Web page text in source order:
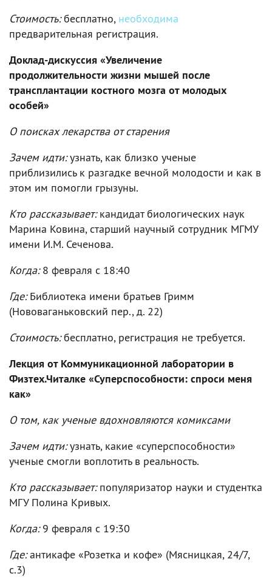
Стоимость:бесплатно, необходима
предварительная регистрация.
Доклад-дискуссия «Увеличение
продолжительности жизни мышей после
трансплантации костного мозга от молодых
особей»
О поисках лекарства от старения
Зачем идти:узнать, как близко ученые
приблизились к разгадке вечной молодости и как в
этом им помогли грызуны.
Кто рассказывает:кандидат биологических наук
Марина Ковина, старший научный сотрудник МГМУ
имени И.М. Сеченова.
Когда:8 февраля с 18:40
Где:Библиотека имени братьев Гримм
(Нововаганьковский пер., д. 22)
Стоимость:бесплатно, регистрация не требуется.
Лекция от Коммуникационной лаборатории в
Физтех.Читалке «Суперспособности: спроси меня
как»
О том, как ученые вдохновляются комиксами
Зачем идти:узнать, какие «суперспособности»
ученые смогли воплотить в реальность.
Кто рассказывает:популяризатор науки и студентка
МГУ Полина Кривых.
Когда:9 февраля с 19:30
Где:антикафе «Розетка и кофе» (Мясницкая, 24/7,
с.3)